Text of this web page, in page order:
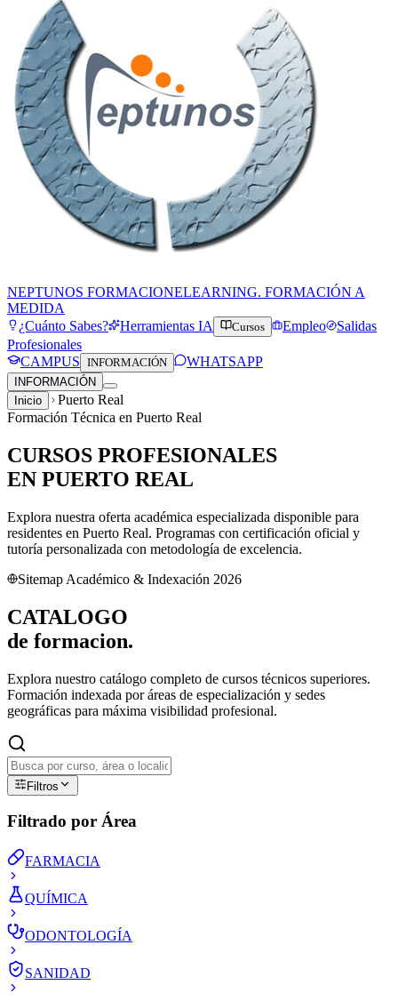
NEPTUNOS FORMACIONELEARNING. FORMACIÓN A
MEDIDA
¿Cuánto Sabes?
Herramientas IA Cursos Empleo
Salidas
Profesionales
CAMPUS INFORMACIÓN WHATSAPP
INFORMACIÓN
Inicio
Puerto Real
Formación Técnica en Puerto Real
CURSOS PROFESIONALES
EN PUERTO REAL
Explora nuestra oferta académica especializada disponible para
residentes en Puerto Real. Programas con certificación oficial y
tutoría personalizada con metodología de excelencia.
Sitemap Académico & Indexación 2026
CATALOGO
de formacion.
Explora nuestro catálogo completo de cursos técnicos superiores.
Formación indexada por áreas de especialización y sedes
geográficas para máxima visibilidad profesional.
Filtros
Filtrado por Área
FARMACIA
QUÍMICA
ODONTOLOGÍA
SANIDAD